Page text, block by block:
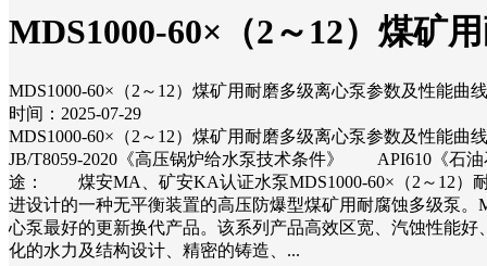
MDS1000-60×（2～12）煤矿
MDS1000-60×（2～12）煤矿用耐磨多级离心泵参数及性能曲
时间：2025-07-29
MDS1000-60×（2～12）煤矿用耐磨多级离心泵参数及
JB/T8059-2020《高压锅炉给水泵技术条件》 API610《石
途： 煤安MA、矿安KA认证水泵MDS1000-60×（2～12）
进设计的一种无平衡装置的高压防爆型煤矿用耐腐蚀多级泵
心泵最好的更新换代产品。该系列产品高效区宽、汽蚀性能
化的水力及结构设计、精密的铸造、...